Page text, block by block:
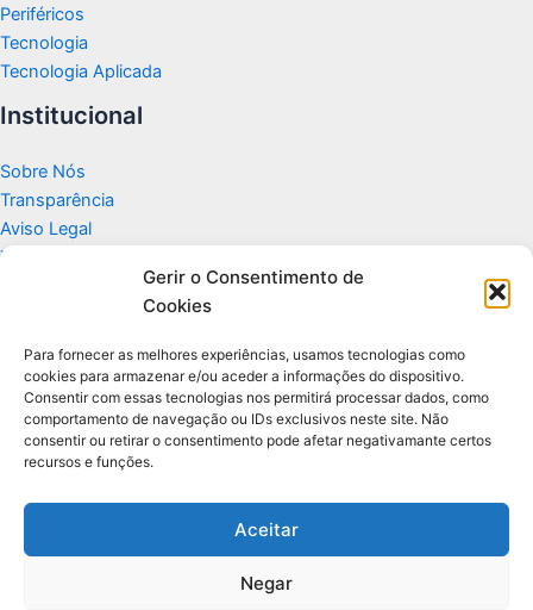
Gerir o Consentimento de
Cookies
Para fornecer as melhores experiências, usamos tecnologias como
cookies para armazenar e/ou aceder a informações do dispositivo.
Consentir com essas tecnologias nos permitirá processar dados, como
comportamento de navegação ou IDs exclusivos neste site. Não
consentir ou retirar o consentimento pode afetar negativamante certos
recursos e funções.
Aceitar
Negar
Periféricos
Tecnologia
Tecnologia Aplicada
Institucional
Sobre Nós
Transparência
Aviso Legal
Termos de Uso
Politicas de Privacidade e Cookies
Apoio
Glossário de Tecnologia
Portal editorial independente sobre tecnologia, PC Gamer e guias